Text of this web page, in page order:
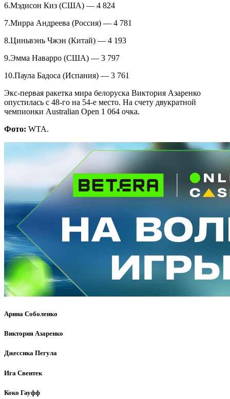
6.Мэдисон Киз (США) — 4 824
7.Мирра Андреева (Россия) — 4 781
8.Циньвэнь Чжэн (Китай) — 4 193
9.Эмма Наварро (США) — 3 797
10.Паула Бадоса (Испания) — 3 761
Экс-первая ракетка мира белоруска Виктория Азаренко
опустилась с 48-го на 54-е место. На счету двукратной
чемпионки Australian Open 1 064 очка.
Фото: WTA.
Арина Соболенко
Виктория Азаренко
Джессика Пегула
Ига Свентек
Коко Гауфф